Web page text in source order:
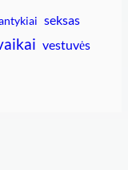
seksas
vestuvės